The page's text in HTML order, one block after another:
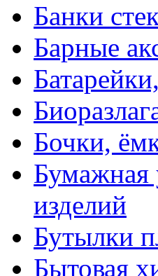
Банки
Барные
Бочки,
Бумажная
изделий
Бутылки
Бытовая